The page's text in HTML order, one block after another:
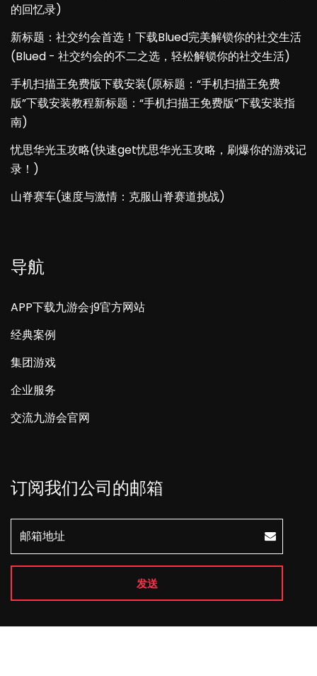
的回忆录)
新标题：社交约会首选！下载Blued完美解锁你的社交生活
(Blued - 社交约会的不二之选，轻松解锁你的社交生活)
手机扫描王免费版下载安装(原标题：“手机扫描王免费
版”下载安装教程新标题：“手机扫描王免费版”下载安装指
南)
忧思华光玉攻略(快速get忧思华光玉攻略，刷爆你的游戏记
录！)
山脊赛车(速度与激情：克服山脊赛道挑战)
导航
APP下载九游会·j9官方网站
经典案例
集团游戏
企业服务
交流九游会官网
订阅我们公司的邮箱
发送